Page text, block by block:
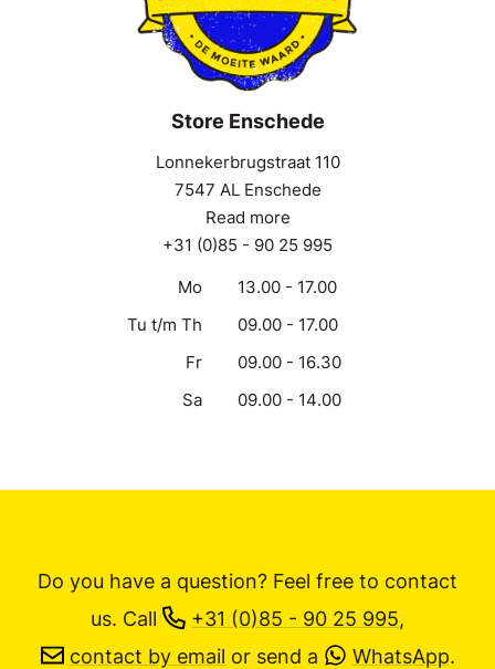
Store Enschede
Lonnekerbrugstraat 110
7547 AL Enschede
Read more
+31 (0)85 - 90 25 995
Mo
13.00 - 17.00
Tu t/m Th
09.00 - 17.00
Fr
09.00 - 16.30
Sa
09.00 - 14.00
Do you have a question? Feel free to contact
us. Call +31 (0)85 - 90 25 995,
contact by email or send a WhatsApp.